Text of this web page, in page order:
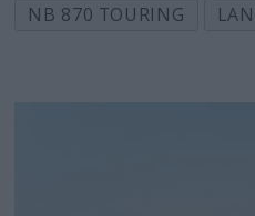
NB 870 TOURING